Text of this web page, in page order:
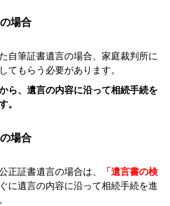
場合
自筆証書遺言の場合、家庭裁判所に
てもらう必要があります。
ら、遺言の内容に沿って相続手続を
。
場合
正証書遺言の場合は、
「遺言書の検
に遺言の内容に沿って相続手続を進